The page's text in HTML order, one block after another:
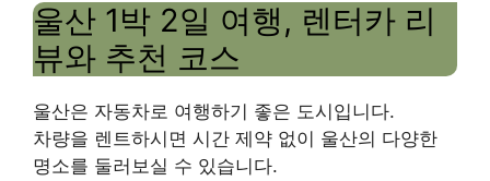
울산 1박 2일 여행, 렌터카 리
뷰와 추천 코스
울산은 자동차로 여행하기 좋은 도시입니다.
차량을 렌트하시면 시간 제약 없이 울산의 다양한
명소를 둘러보실 수 있습니다.